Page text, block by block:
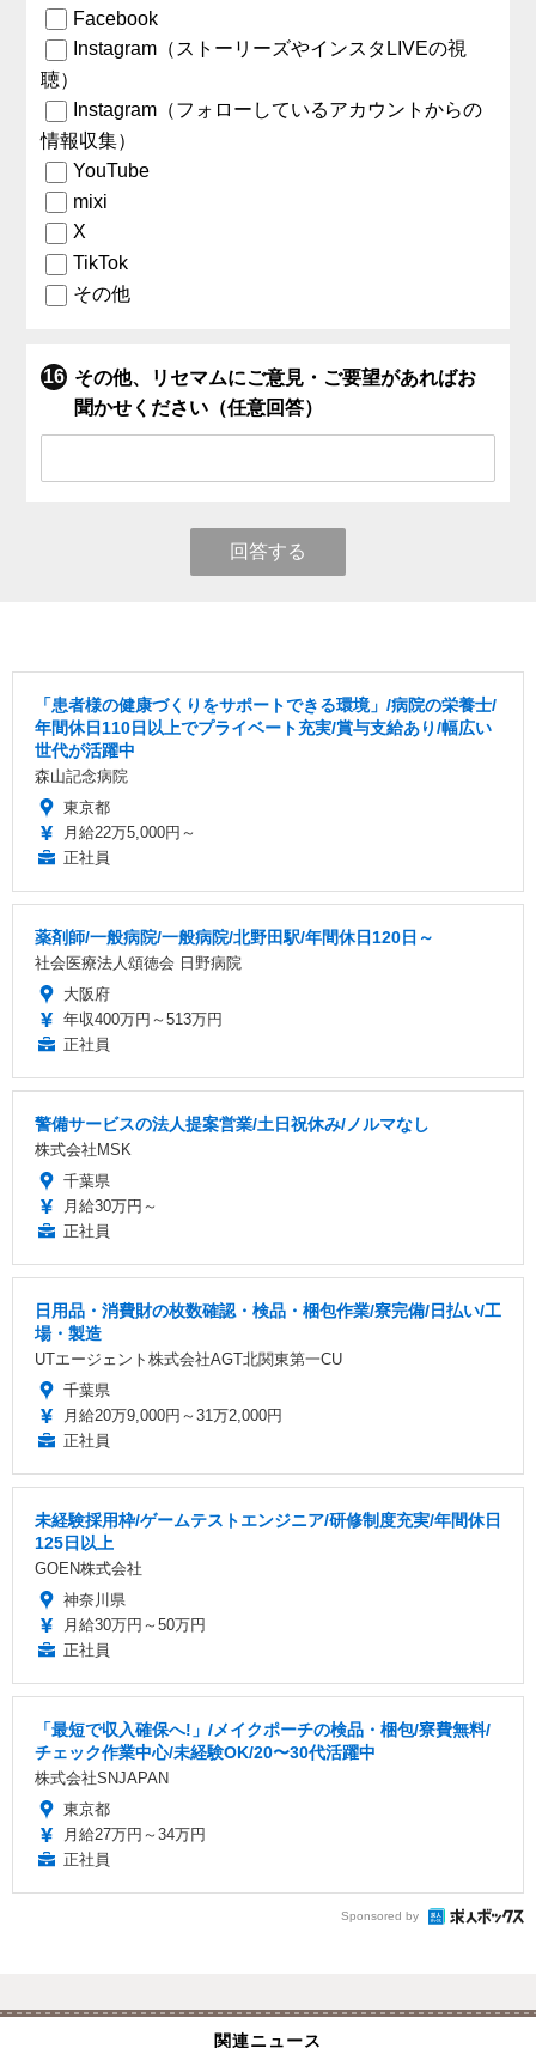
Facebook
Instagram（ストーリーズやインスタLIVEの視
聴）
Instagram（フォローしているアカウントからの
情報収集）
YouTube
mixi
X
TikTok
その他
その他、リセマムにご意見・ご要望があればお
聞かせください（任意回答）
回答する
「患者様の健康づくりをサポートできる環境」/病院の栄養士/
年間休日110日以上でプライベート充実/賞与支給あり/幅広い
世代が活躍中
森山記念病院
東京都
月給22万5,000円～
正社員
薬剤師/一般病院/一般病院/北野田駅/年間休日120日～
社会医療法人頌徳会 日野病院
大阪府
年収400万円～513万円
正社員
警備サービスの法人提案営業/土日祝休み/ノルマなし
株式会社MSK
千葉県
月給30万円～
正社員
日用品・消費財の枚数確認・検品・梱包作業/寮完備/日払い/工
場・製造
UTエージェント株式会社AGT北関東第一CU
千葉県
月給20万9,000円～31万2,000円
正社員
未経験採用枠/ゲームテストエンジニア/研修制度充実/年間休日
125日以上
GOEN株式会社
神奈川県
月給30万円～50万円
正社員
「最短で収入確保へ!」/メイクポーチの検品・梱包/寮費無料/
チェック作業中心/未経験OK/20〜30代活躍中
株式会社SNJAPAN
東京都
月給27万円～34万円
正社員
Sponsored by
関連ニュース